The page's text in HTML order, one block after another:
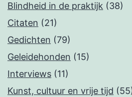
Blindheid in de praktijk (38)
Citaten (21)
Gedichten (79)
Geleidehonden (15)
Interviews (11)
Kunst, cultuur en vrije tijd